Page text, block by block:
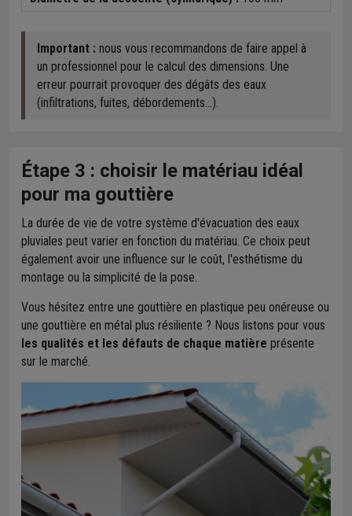
Important : nous vous recommandons de faire appel à
un professionnel pour le calcul des dimensions. Une
erreur pourrait provoquer des dégâts des eaux
(infiltrations, fuites, débordements...).
Étape 3 : choisir le matériau idéal
pour ma gouttière
La durée de vie de votre système d'évacuation des eaux
pluviales peut varier en fonction du matériau. Ce choix peut
également avoir une influence sur le coût, l'esthétisme du
montage ou la simplicité de la pose.
Vous hésitez entre une gouttière en plastique peu onéreuse ou
une gouttière en métal plus résiliente ? Nous listons pour vous
les qualités et les défauts de chaque matière présente
sur le marché.